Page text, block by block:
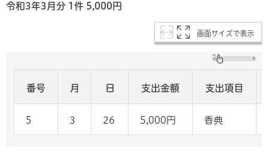
令和3年3月分 1 件 5,000 円
画面サイズで表示
番号 月 日 支出金額 支出項目
5 3 26 5,000円 香典